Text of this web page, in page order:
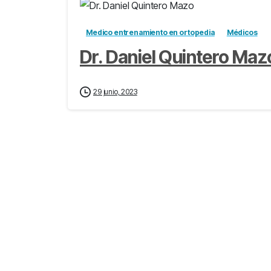
Medico entrenamiento en ortopedia Médicos
Dr. Daniel Quintero
29 junio, 2023